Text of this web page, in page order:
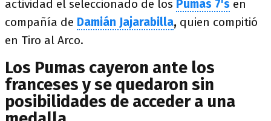
actividad el seleccionado de los Pumas 7's en
compañía de Damián Jajarabilla, quien compitió
en Tiro al Arco.
Los Pumas cayeron ante los
franceses y se quedaron sin
posibilidades de acceder a una